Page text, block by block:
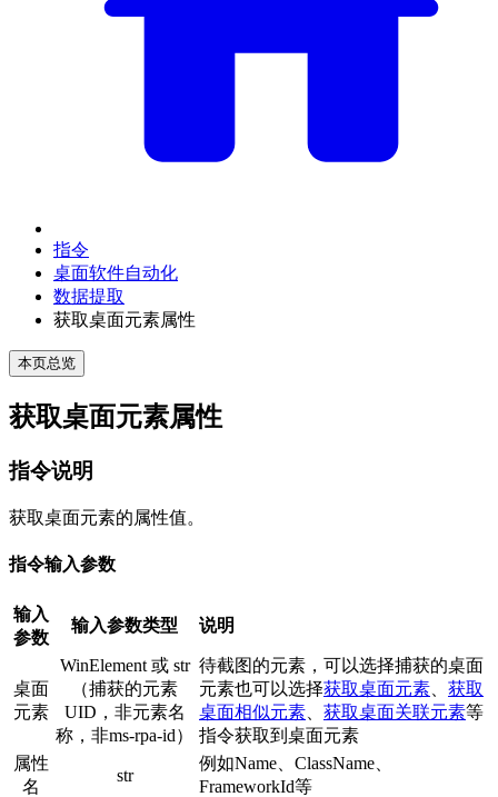
指令
桌面软件自动化
数据提取
获取桌面元素属性
本页总览
获取桌面元素属性
指令说明
获取桌面元素的属性值。
指令输入参数
输入
参数
输入参数类型 说明
桌面
元素
WinElement 或 str
（捕获的元素
UID，非元素名
称，非ms-rpa-id）
待截图的元素，可以选择捕获的桌面
元素也可以选择获取桌面元素
获取
桌面相似元素
获取桌面关联元素等
指令获取到桌面元素
属性
名
str
例如Name、ClassName、
FrameworkId等